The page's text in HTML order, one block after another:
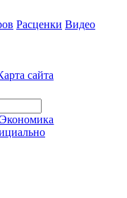
Расценки Видео
сайта
Экономика